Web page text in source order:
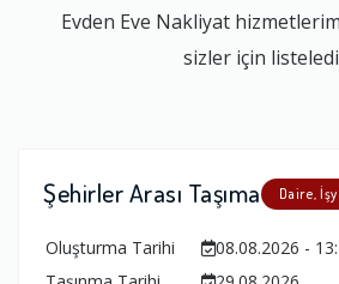
Evden Eve Nakliyat
sizler için
Şehirler Arası Taşıma Daire,
Oluşturma Tarihi
08.08.2026 -